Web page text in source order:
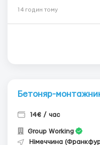
14 годин тому
Бетоняр-
14€ / час
Group Working
Німеччина